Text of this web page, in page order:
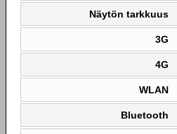
Näytön tarkkuus
3G
4G
WLAN
Bluetooth